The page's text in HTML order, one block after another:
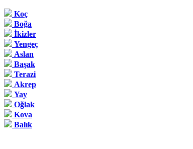
Koç
Boğa
İkizler
Yengeç
Aslan
Başak
Terazi
Akrep
Yay
Oğlak
Kova
Balık